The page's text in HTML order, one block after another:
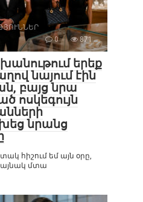
0
871
երեք
նայում էին
բայց նրա
ոսկեգույն
նրանց
հիշում եմ այն օրը,
մտա